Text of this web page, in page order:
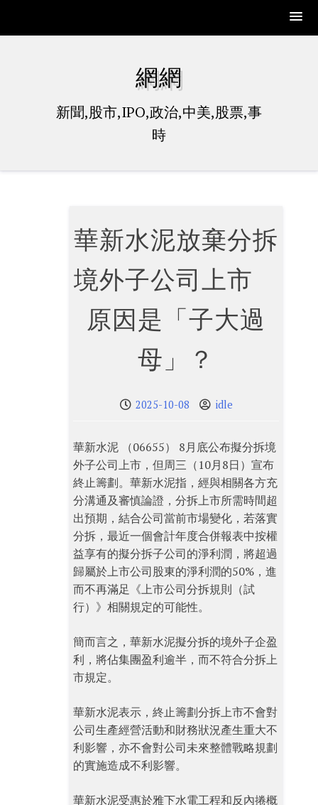
網網
新聞,股市,IPO,政治,中美,股票,事
時
華新水泥放棄分拆
境外子公司上市
原因是「子大過
母」？
2025-10-08 idle
華新水泥 （06655） 8月底公布擬分拆境
外子公司上市，但周三（10月8日）宣布
終止籌劃。華新水泥指，經與相關各方充
分溝通及審慎論證，分拆上市所需時間超
出預期，結合公司當前市場變化，若落實
分拆，最近一個會計年度合併報表中按權
益享有的擬分拆子公司的淨利潤，將超過
歸屬於上市公司股東的淨利潤的50%，進
而不再滿足《上市公司分拆規則（試
行）》相關規定的可能性。
簡而言之，華新水泥擬分拆的境外子企盈
利，將佔集團盈利逾半，而不符合分拆上
市規定。
華新水泥表示，終止籌劃分拆上市不會對
公司生產經營活動和財務狀況產生重大不
利影響，亦不會對公司未來整體戰略規劃
的實施造成不利影響。
華新水泥受惠於雅下水電工程和反內捲概